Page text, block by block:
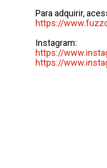
Para adquirir,
https://
Instagram:
https://
https://